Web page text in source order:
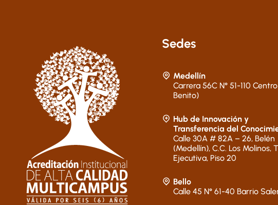
Sedes
Medellín
Carrera 56C N° 51-110
Benito)
Hub de Innovación y
Transferencia del
Calle 30A # 82A – 26, Belén
(Medellín), C.C. Los Molinos,
Ejecutiva, Piso 20
Bello
Calle 45 N° 61-40 Barrio